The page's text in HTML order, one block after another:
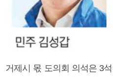
거제시 몫 도의회 의석은 3